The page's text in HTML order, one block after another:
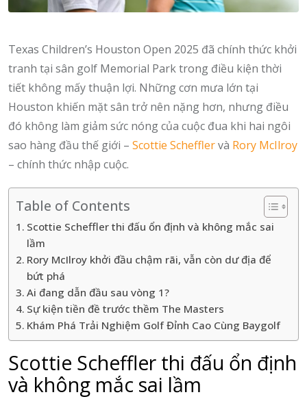
Texas Children’s Houston Open 2025 đã chính thức khởi
tranh tại sân golf Memorial Park trong điều kiện thời
tiết không mấy thuận lợi. Những cơn mưa lớn tại
Houston khiến mặt sân trở nên nặng hơn, nhưng điều
đó không làm giảm sức nóng của cuộc đua khi hai ngôi
sao hàng đầu thế giới – Scottie Schefflervà Rory McIlroy
– chính thức nhập cuộc.
Table of Contents
Scottie Scheffler thi đấu ổn định và không mắc sai
lầm
Rory McIlroy khởi đầu chậm rãi, vẫn còn dư địa để
bứt phá
Ai đang dẫn đầu sau vòng 1?
Sự kiện tiền đề trước thềm The Masters
Khám Phá Trải Nghiệm Golf Đỉnh Cao Cùng Baygolf
Scottie Scheffler thi đấu ổn định
và không mắc sai lầm